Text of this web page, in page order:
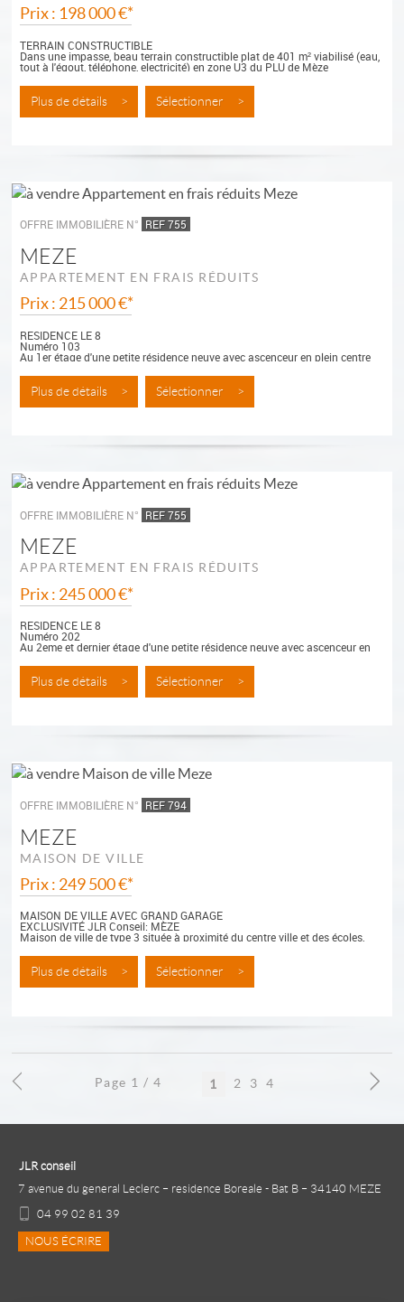
Prix : 198 000 €*
TERRAIN CONSTRUCTIBLE
Dans une impasse, beau terrain constructible plat de 401 m² viabilisé (eau,
tout à l'égout, téléphone, electricité) en zone U3 du PLU de Mèze
Plus de détails > Sélectionner >
OFFRE IMMOBILIÈRE N° REF 755
MEZE
APPARTEMENT EN FRAIS RÉDUITS
Prix : 215 000 €*
RESIDENCE LE 8
Numéro 103
Au 1er étage d'une petite résidence neuve avec ascenceur en plein centre
Plus de détails > Sélectionner >
OFFRE IMMOBILIÈRE N° REF 755
MEZE
APPARTEMENT EN FRAIS RÉDUITS
Prix : 245 000 €*
RESIDENCE LE 8
Numéro 202
Au 2eme et dernier étage d'une petite résidence neuve avec ascenceur en
Plus de détails > Sélectionner >
OFFRE IMMOBILIÈRE N° REF 794
MEZE
MAISON DE VILLE
Prix : 249 500 €*
MAISON DE VILLE AVEC GRAND GARAGE
EXCLUSIVITÉ JLR Conseil: MÈZE
Maison de ville de type 3 située à proximité du centre ville et des écoles,
Plus de détails > Sélectionner >
Page 1 / 4 1 2 3 4
JLR conseil
7 avenue du general Leclerc – residence Boreale - Bat B – 34140 MEZE
04 99 02 81 39
NOUS ÉCRIRE